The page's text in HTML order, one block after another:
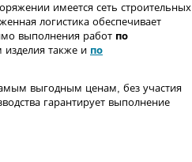
имеется сеть строительных
логистика обеспечивает
выполнения работ по
также и по
выгодным ценам, без участия
гарантирует выполнение